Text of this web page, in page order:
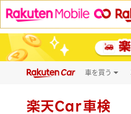
車を買う
新車
楽天Car車検